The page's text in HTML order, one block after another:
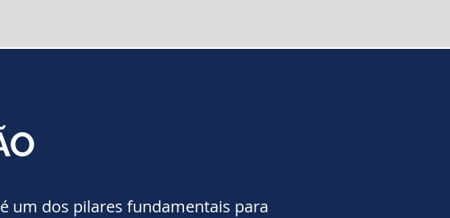
um dos pilares fundamentais para